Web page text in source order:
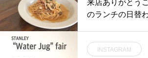
来店ありがとう
のランチの日替
少しずつですが
INSTAGRAM